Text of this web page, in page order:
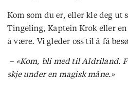
Kom som du er, eller kle deg ut
Tingeling, Kaptein Krok eller
å være. Vi gleder oss til å få
– «Kom, bli med til Aldriland.
skje under en magisk måne.»